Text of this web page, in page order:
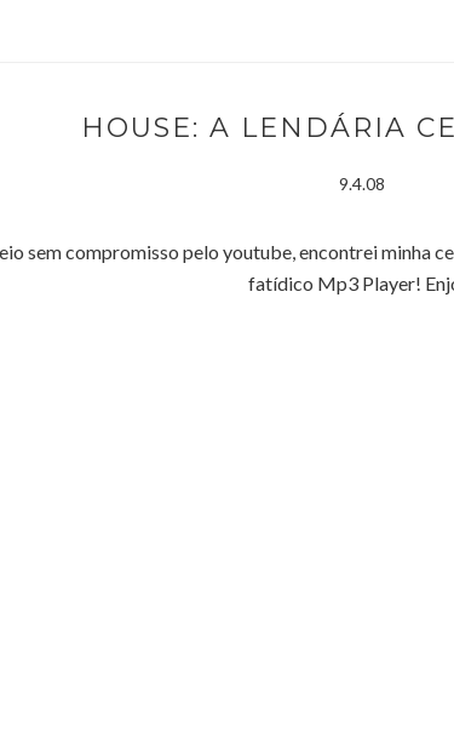
HOUSE: A LENDÁRIA
9.4.08
sem compromisso pelo youtube, encontrei minha
fatídico Mp3 Player!